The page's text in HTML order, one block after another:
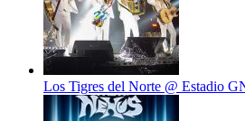
Los Tigres del Norte @ Estadio